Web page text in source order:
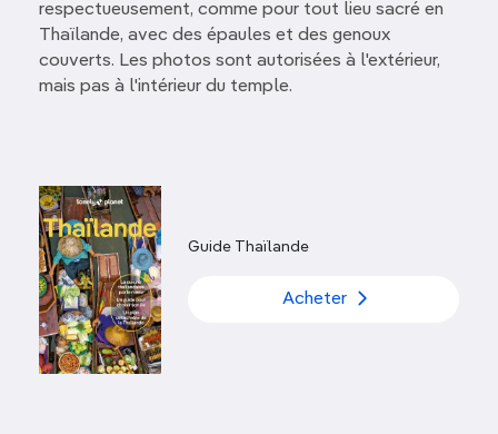
respectueusement, comme pour tout lieu sacré en
Thaïlande, avec des épaules et des genoux
couverts. Les photos sont autorisées à l'extérieur,
mais pas à l'intérieur du temple.
Guide Thaïlande
Acheter